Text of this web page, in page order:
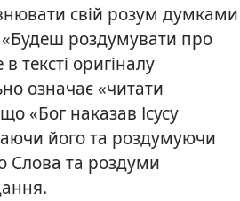
свій розум думками
роздумувати про
тексті оригіналу
означає «читати
«Бог наказав Ісусу
його та роздумуючи
Слова та роздуми